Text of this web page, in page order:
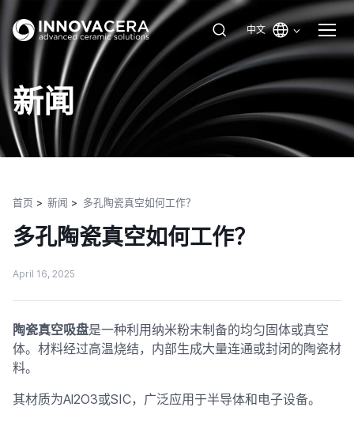
中文
新闻
首页 新闻 多孔陶瓷真空如何工作？
多孔陶瓷真空如何工作？
April 16, 2025
陶瓷真空吸盘是一种利用纳米粉末制备的均匀固体或真空
体。材料经过高温烧结，内部生成大量连通或封闭的陶瓷材
料。
其材质为Al2O3或SIC，广泛应用于半导体和电子设备。